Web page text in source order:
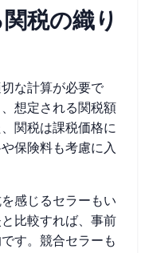
税の織り
な計算が必要で
想定される関税額
関税は課税価格に
保険料も考慮に入
感じるセラーもい
比較すれば、事前
す。競合セラーも